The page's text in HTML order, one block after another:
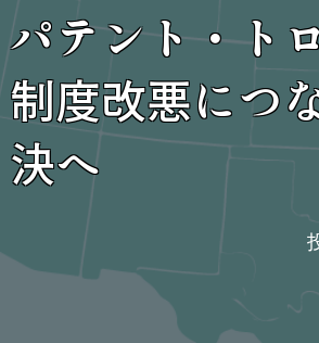
パテント・ト
制度改悪につ
決へ